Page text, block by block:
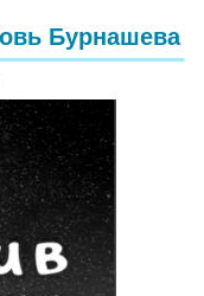
Бурнашева